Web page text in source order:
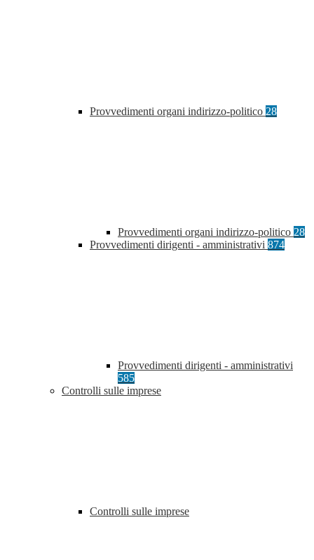
Provvedimenti organi indirizzo-politico 28
Provvedimenti organi indirizzo-politico 28
Provvedimenti dirigenti - amministrativi 874
Provvedimenti dirigenti - amministrativi
585
Controlli sulle imprese
Controlli sulle imprese